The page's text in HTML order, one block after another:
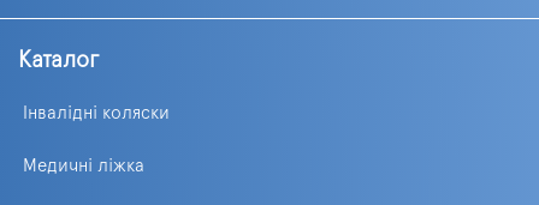
Каталог
Інвалідні коляски
Медичні ліжка